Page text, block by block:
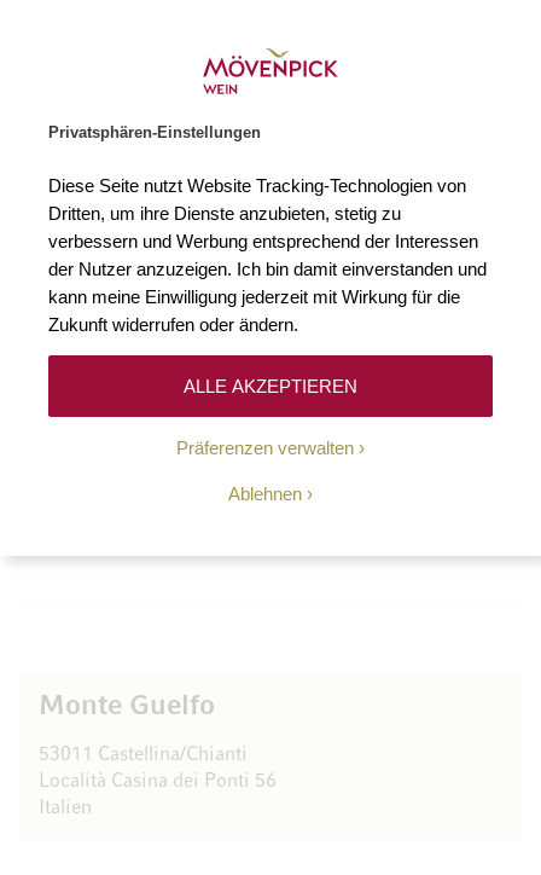
Privatsphären-Einstellungen
Diese Seite nutzt Website Tracking-Technologien von
Dritten, um ihre Dienste anzubieten, stetig zu
verbessern und Werbung entsprechend der Interessen
der Nutzer anzuzeigen. Ich bin damit einverstanden und
kann meine Einwilligung jederzeit mit Wirkung für die
Zukunft widerrufen oder ändern.
Präferenzen verwalten
Ablehnen
ALLE AKZEPTIEREN
Monte Guelfo (0)
Monte Guelfo gehört zu den Weingütern der Familie Cecchi, die seit
1893 in Castellina in Chianti Wein herstellt. Seit Generationen haben
es ihnen ermöglichen, einige spektakuläre Weine von hohem Wert zu
Ihre Suche ergab keine Treffer.
Monte Guelfo
53011 Castellina/Chianti
Località Casina dei Ponti 56
Italien